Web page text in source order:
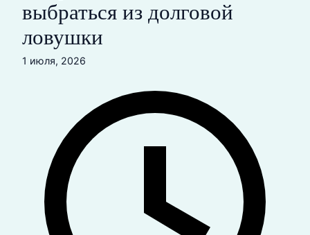
выбраться из долговой
ловушки
1 июля, 2026